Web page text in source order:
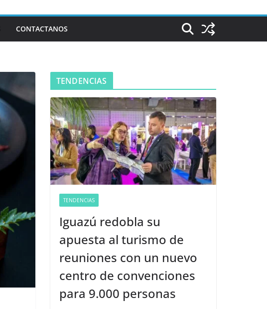
CONTACTANOS
TENDENCIAS
TENDENCIAS
Iguazú redobla su
apuesta al turismo de
reuniones con un nuevo
centro de convenciones
para 9.000 personas